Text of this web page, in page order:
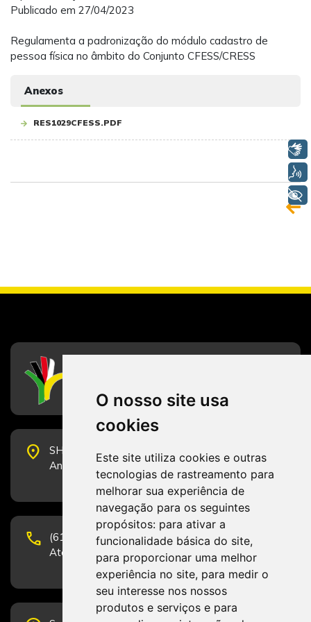
O nosso site usa
cookies
Este site utiliza cookies e outras
tecnologias de rastreamento para
melhorar sua experiência de
navegação para os seguintes
propósitos: para ativar a
funcionalidade básica do site,
para proporcionar uma melhor
experiência no site, para medir o
seu interesse nos nossos
produtos e serviços e para
Publicado em 27/04/2023
Regulamenta a padronização do módulo cadastro de
pessoa física no âmbito do Conjunto CFESS/CRESS
Anexos
RES1029CFESS.PDF
place
SHS Quadra 6, Bloco E, Complexo Brasil 21, 20º
Andar, Sala 2001 - CEP 70322-915 - Brasília/DF
phone
(61) 3223-1652 e (61) 98131-3801.
Atendimento por telefone em horário comercial